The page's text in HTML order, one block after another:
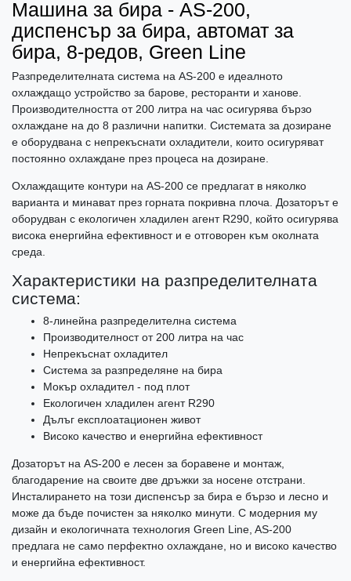
Машина за бира - AS-200,
диспенсър за бира, автомат за
бира, 8-редов, Green Line
Разпределителната система на AS-200 е идеалното
охлаждащо устройство за барове, ресторанти и ханове.
Производителността от 200 литра на час осигурява бързо
охлаждане на до 8 различни напитки. Системата за дозиране
е оборудвана с непрекъснати охладители, които осигуряват
постоянно охлаждане през процеса на дозиране.
Охлаждащите контури на AS-200 се предлагат в няколко
варианта и минават през горната покривна плоча. Дозаторът е
оборудван с екологичен хладилен агент R290, който осигурява
висока енергийна ефективност и е отговорен към околната
среда.
Характеристики на разпределителната
система:
8-линейна разпределителна система
Производителност от 200 литра на час
Непрекъснат охладител
Система за разпределяне на бира
Мокър охладител - под плот
Екологичен хладилен агент R290
Дълъг експлоатационен живот
Високо качество и енергийна ефективност
Дозаторът на AS-200 е лесен за боравене и монтаж,
благодарение на своите две дръжки за носене отстрани.
Инсталирането на този диспенсър за бира е бързо и лесно и
може да бъде почистен за няколко минути. С модерния му
дизайн и екологичната технология Green Line, AS-200
предлага не само перфектно охлаждане, но и високо качество
и енергийна ефективност.